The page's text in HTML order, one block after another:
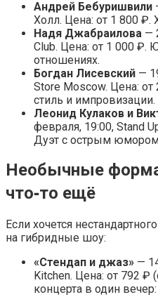
Андрей Бебуришвили
Холл. Цена: от 1 800 ₽.
Надя Джабраилова —
Club. Цена: от 1 000 ₽.
отношениях.
Богдан Лисевский —
Store Moscow. Цена:
стиль и импровизации.
Леонид Кулаков и
февраля, 19:00, Stand
Дуэт с острым
Необычные
что‑то ещё
Если хочется
на гибридные шоу:
«Стендап и джаз» —
Kitchen. Цена: от 792 ₽
концерта в один